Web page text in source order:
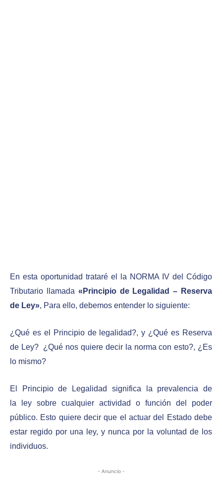
En esta oportunidad trataré el la NORMA IV del Código
Tributario llamada «Principio de Legalidad – Reserva
de Ley», Para ello, debemos entender lo siguiente:
¿Qué es el Principio de legalidad?, y ¿Qué es Reserva
de Ley? ¿Qué nos quiere decir la norma con esto?, ¿Es
lo mismo?
El Principio de Legalidad significa la prevalencia de
la ley sobre cualquier actividad o función del poder
público. Esto quiere decir que el actuar del Estado debe
estar regido por una ley, y nunca por la voluntad de los
individuos.
- Anuncio -